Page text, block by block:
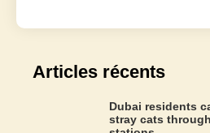
Articles récents
Dubai residents
stray cats